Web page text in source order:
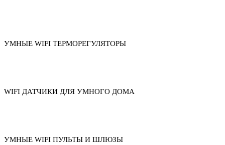
УМНЫЕ WIFI ТЕРМОРЕГУЛЯТОРЫ
WIFI ДАТЧИКИ ДЛЯ УМНОГО ДОМА
УМНЫЕ WIFI ПУЛЬТЫ И ШЛЮЗЫ